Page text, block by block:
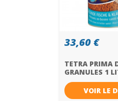
33,60 €
TETRA PRIMA
GRANULES 1
VOIR LE